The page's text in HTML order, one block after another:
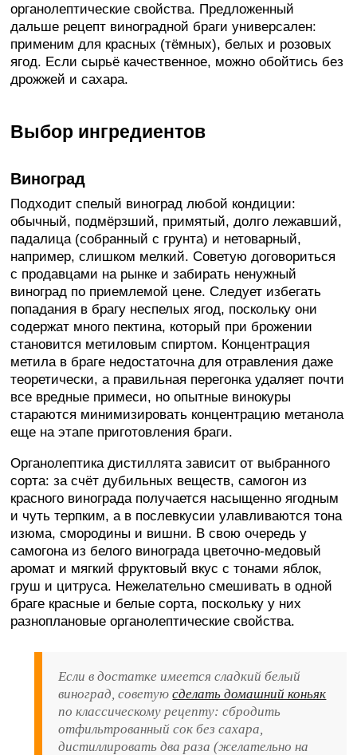
органолептические свойства. Предложенный
дальше рецепт виноградной браги универсален:
применим для красных (тёмных), белых и розовых
ягод. Если сырьё качественное, можно обойтись без
дрожжей и сахара.
Выбор ингредиентов
Виноград
Подходит спелый виноград любой кондиции:
обычный, подмёрзший, примятый, долго лежавший,
падалица (собранный с грунта) и нетоварный,
например, слишком мелкий. Советую договориться
с продавцами на рынке и забирать ненужный
виноград по приемлемой цене. Следует избегать
попадания в брагу неспелых ягод, поскольку они
содержат много пектина, который при брожении
становится метиловым спиртом. Концентрация
метила в браге недостаточна для отравления даже
теоретически, а правильная перегонка удаляет почти
все вредные примеси, но опытные винокуры
стараются минимизировать концентрацию метанола
еще на этапе приготовления браги.
Органолептика дистиллята зависит от выбранного
сорта: за счёт дубильных веществ, самогон из
красного винограда получается насыщенно ягодным
и чуть терпким, а в послевкусии улавливаются тона
изюма, смородины и вишни. В свою очередь у
самогона из белого винограда цветочно-медовый
аромат и мягкий фруктовый вкус с тонами яблок,
груш и цитруса. Нежелательно смешивать в одной
браге красные и белые сорта, поскольку у них
разноплановые органолептические свойства.
Если в достатке имеется сладкий белый
виноград, советуюсделать домашний коньяк
по классическому рецепту: сбродить
отфильтрованный сок без сахара,
дистиллировать два раза (желательно на